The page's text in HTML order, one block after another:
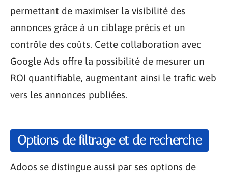
permettant de maximiser la visibilité des
annonces grâce à un ciblage précis et un
contrôle des coûts. Cette collaboration avec
Google Ads offre la possibilité de mesurer un
ROI quantifiable, augmentant ainsi le trafic web
vers les annonces publiées.
Options de filtrage et de recherche
Adoos se distingue aussi par ses options de